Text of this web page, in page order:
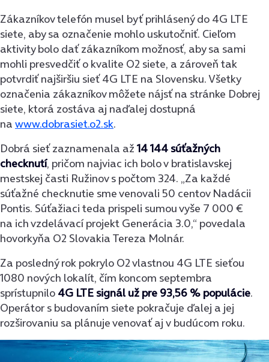
Zákazníkov telefón musel byť prihlásený do 4G LTE
siete, aby sa označenie mohlo uskutočniť. Cieľom
aktivity bolo dať zákazníkom možnosť, aby sa sami
mohli presvedčiť o kvalite O2 siete, a zároveň tak
potvrdiť najširšiu sieť 4G LTE na Slovensku. Všetky
označenia zákazníkov môžete nájsť na stránke Dobrej
siete, ktorá zostáva aj naďalej dostupná
na www.dobrasiet.o2.sk.
Dobrá sieť zaznamenala až 14 144 súťažných
checknutí, pričom najviac ich bolo v bratislavskej
mestskej časti Ružinov s počtom 324. „Za každé
súťažné checknutie sme venovali 50 centov Nadácii
Pontis. Súťažiaci teda prispeli sumou vyše 7 000 €
na ich vzdelávací projekt Generácia 3.0,“ povedala
hovorkyňa O2 Slovakia Tereza Molnár.
Za posledný rok pokrylo O2 vlastnou 4G LTE sieťou
1080 nových lokalít, čím koncom septembra
sprístupnilo 4G LTE signál už pre 93,56 % populácie.
Operátor s budovaním siete pokračuje ďalej a jej
rozširovaniu sa plánuje venovať aj v budúcom roku.